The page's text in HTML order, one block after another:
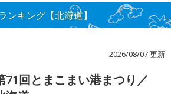
ンキング【北海道】
2026/08/07 更新
71回とまこまい港まつり／